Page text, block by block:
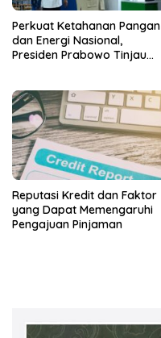
Perkuat Ketahanan Pangan
dan Energi Nasional,
Presiden Prabowo Tinjau
Perkebunan Nusantara
Reputasi Kredit dan Faktor
yang Dapat Memengaruhi
Pengajuan Pinjaman